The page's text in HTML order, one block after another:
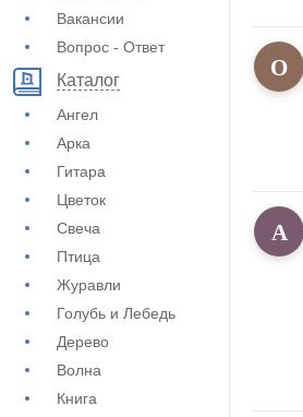
Вакансии
Вопрос - Ответ
Каталог
Ангел
Арка
Гитара
Цветок
Свеча
Птица
Журавли
Голубь и Лебедь
Дерево
Волна
Книга
О
А